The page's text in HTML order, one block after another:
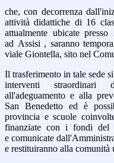
che, con decorrenza
attività didattiche di 16
attualmente ubicate
ad Assisi , saranno
viale Giontella, sito nel
Il trasferimento in tale sede
interventi straordinari
all'adeguamento e alla
San Benedetto ed è
provincia e scuole
finanziate con i fondi del
e comunicate
e restituiranno alla